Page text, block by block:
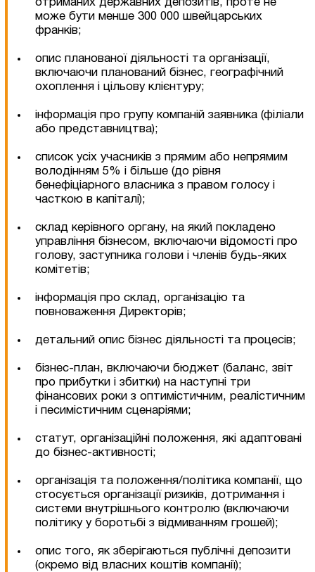
отриманих державних депозитів, проте не
може бути менше 300 000 швейцарських
франків;
опис планованої діяльності та організації,
включаючи планований бізнес, географічний
охоплення і цільову клієнтуру;
інформація про групу компаній заявника (філіали
або представництва);
список усіх учасників з прямим або непрямим
володінням 5% і більше (до рівня
бенефіціарного власника з правом голосу і
часткою в капіталі);
склад керівного органу, на який покладено
управління бізнесом, включаючи відомості про
голову, заступника голови і членів будь-яких
комітетів;
інформація про склад, організацію та
повноваження Директорів;
детальний опис бізнес діяльності та процесів;
бізнес-план, включаючи бюджет (баланс, звіт
про прибутки і збитки) на наступні три
фінансових роки з оптимістичним, реалістичним
і песимістичним сценаріями;
статут, організаційні положення, які адаптовані
до бізнес-активності;
організація та положення/політика компанії, що
стосується організації ризиків, дотримання і
системи внутрішнього контролю (включаючи
політику у боротьбі з відмиванням грошей);
опис того, як зберігаються публічні депозити
(окремо від власних коштів компанії);
Залишити заявку